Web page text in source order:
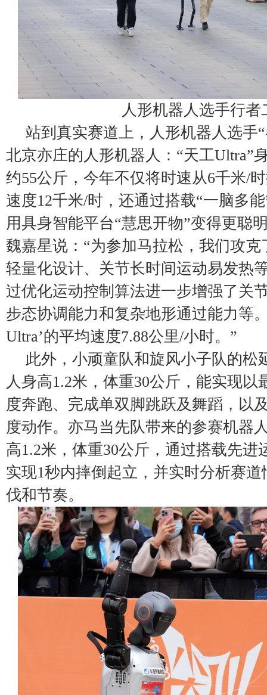
人形机器人选手行者
站到真实赛道上，人形机器人选手
北京亦庄的人形机器人：“天工Ultra”
约55公斤，今年不仅将时速从6千米/
速度12千米/时，还通过搭载“一脑多
用具身智能平台“慧思开物”变得更聪
魏嘉星说：“为参加马拉松，我们攻
轻量化设计、关节长时间运动易发热
过优化运动控制算法进一步增强了关
步态协调能力和复杂地形通过能力等
Ultra’的平均速度7.88公里/小时。”
此外，小顽童队和旋风小子队的松
人身高1.2米，体重30公斤，能实现以
度奔跑、完成单双脚跳跃及舞蹈，以
度动作。亦马当先队带来的参赛机器
高1.2米，体重30公斤，通过搭载先进
实现1秒内摔倒起立，并实时分析赛
伐和节奏。